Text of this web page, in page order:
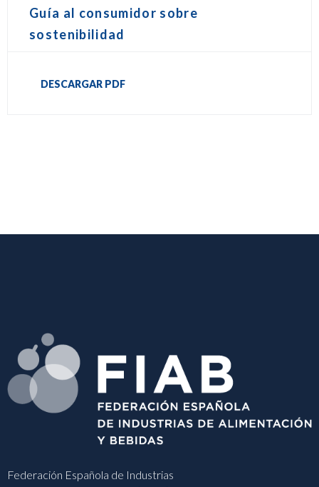
Guía al consumidor sobre
sostenibilidad
DESCARGAR PDF
Federación Española de Industrias